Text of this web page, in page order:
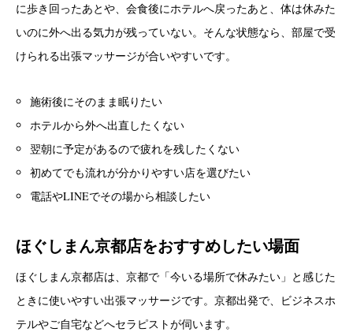
に歩き回ったあとや、会食後にホテルへ戻ったあと、体は休みた
いのに外へ出る気力が残っていない。そんな状態なら、部屋で受
けられる出張マッサージが合いやすいです。
施術後にそのまま眠りたい
ホテルから外へ出直したくない
翌朝に予定があるので疲れを残したくない
初めてでも流れが分かりやすい店を選びたい
電話やLINEでその場から相談したい
ほぐしまん京都店をおすすめしたい場面
ほぐしまん京都店は、京都で「今いる場所で休みたい」と感じた
ときに使いやすい出張マッサージです。京都出発で、ビジネスホ
テルやご自宅などへセラピストが伺います。